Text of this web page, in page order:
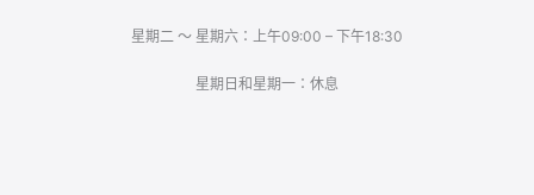
星期二 ～ 星期六：上午09:00 – 下午18:30
星期日和星期一：休息